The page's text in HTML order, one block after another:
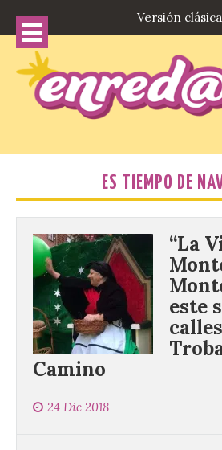
Versión clásica
ES TIEMPO DE
“La
este
Camino
24 Dic 2018